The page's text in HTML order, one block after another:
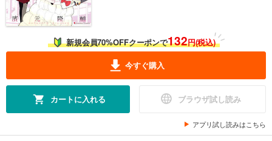
新規会員70%OFFクーポンで132円(税込)
今すぐ購入
カートに入れる ブラウザ試し読み
アプリ試し読みはこちら